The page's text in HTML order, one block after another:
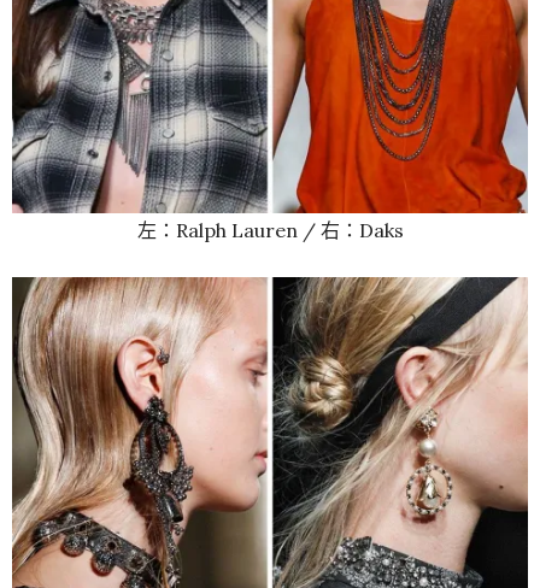
左：Ralph Lauren / 右：Daks